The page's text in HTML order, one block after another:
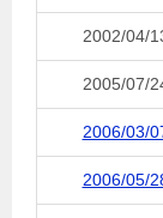
2002/04/
2005/07/
2006/03/
2006/05/